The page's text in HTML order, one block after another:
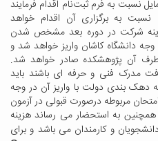
نسبت به فرم ثبت‌نام اقدام فرمایند
به برگزاری آن اقدام خواهد
شرکت در دوره بعد مشخص شدن
دانشگاه کاشان واریز خواهد شد و
آن پژوهشکده صادر خواهد شد.
مدرک فنی و حرفه ای باشند باید
دهک بندی دولت با واریز آن در وجه
مربوطه درصورت قبولی در آزمون
به استحضار می رساند هزینه
و کارمندان می باشد و برای